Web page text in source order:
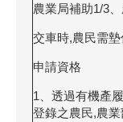
農業局補助1/3
交車時,農民需
申請資格
1、透過有機產
登錄之農民,農